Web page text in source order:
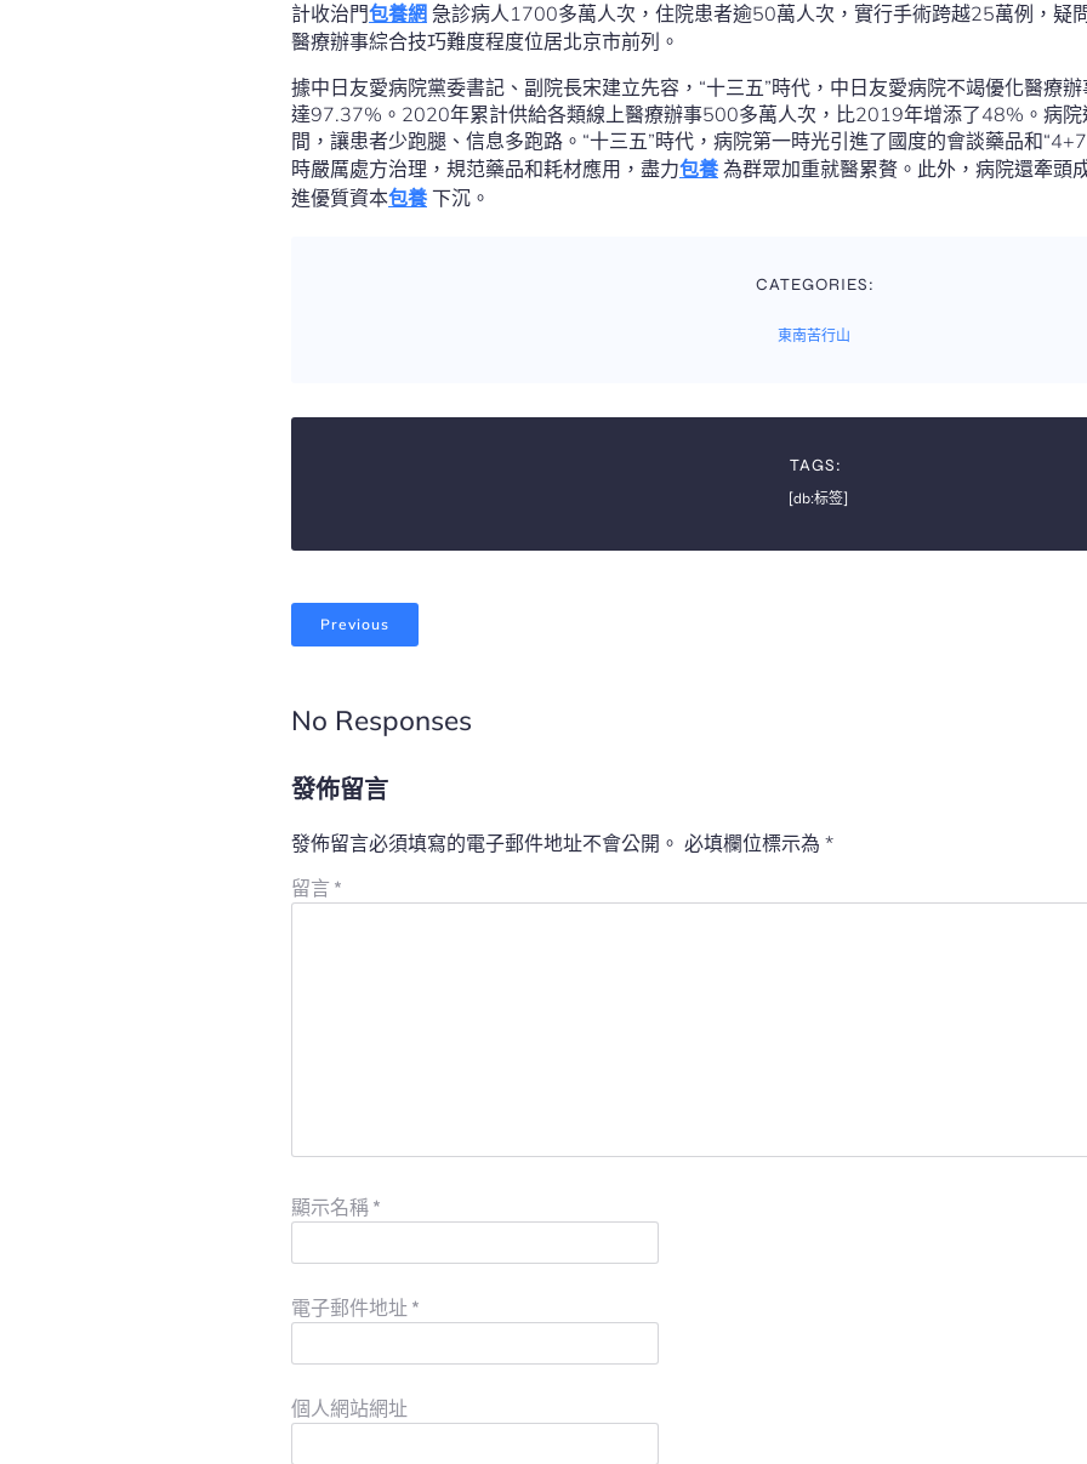
計收治門包養網 急診病人1700多萬人次，住院患者逾50萬人次，實行手術跨越25萬例，疑
醫療辦事綜合技巧難度程度位居北京市前列。
據中日友愛病院黨委書記、副院長宋建立先容，“十三五”時代，中日友愛病院不竭優化醫療
達97.37%。2020年累計供給各類線上醫療辦事500多萬人次，比2019年增添了48%。病院
間，讓患者少跑腿、信息多跑路。“十三五”時代，病院第一時光引進了國度的會談藥品和
時嚴厲處方治理，規范藥品和耗材應用，盡力包養 為群眾加重就醫累贅。此外，病院還牽頭
進優質資本包養 下沉。
CATEGORIES:
東南苦行山
TAGS:
[db:标签]
Previous
No Responses
發佈留言
發佈留言必須填寫的電子郵件地址不會公開。 必填欄位標示為 *
留言 *
顯示名稱 *
電子郵件地址 *
個人網站網址